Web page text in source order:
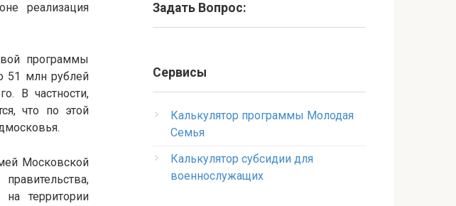
реализация
программы
51 млн рублей
В частности,
что по этой
Московской
территории
Задать Вопрос:
Сервисы
Калькулятор программы Молодая
Семья
Калькулятор субсидии для
военнослужащих